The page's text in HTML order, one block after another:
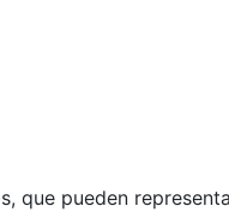
que pueden